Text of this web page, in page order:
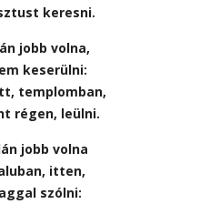
keresni.
jobb volna,
keserülni:
templomban,
régen, leülni.
jobb volna
itten,
szólni: